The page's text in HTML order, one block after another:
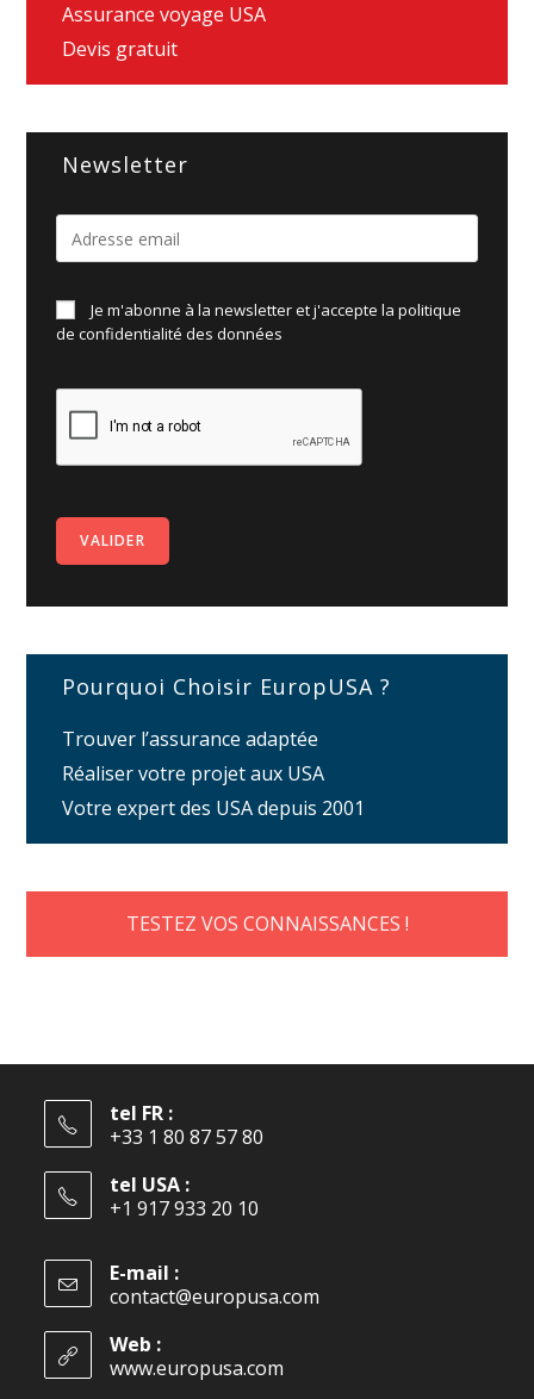
Assurance voyage USA
Devis gratuit
Newsletter
Je m'abonne à la newsletter et j'accepte la politique
deconfidentialité des données
Pourquoi Choisir EuropUSA ?
Trouver l’assurance adaptée
Réaliser votre projet aux USA
Votre expert des USA depuis 2001
TESTEZ VOS CONNAISSANCES !
tel FR :
+33 1 80 87 57 80
tel USA :
+1 917 933 20 10
E-mail :
contact@europusa.com
Web :
www.europusa.com